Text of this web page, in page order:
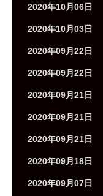
2020年10月06日
2020年10月03日
2020年09月22日
2020年09月22日
2020年09月21日
2020年09月21日
2020年09月21日
2020年09月18日
2020年09月07日